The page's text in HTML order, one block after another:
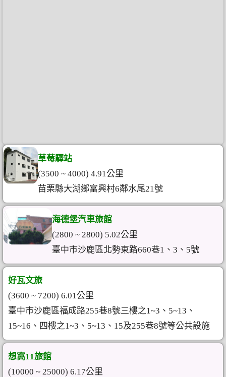
草莓驛站
(3500 ~ 4000) 4.91公里
苗栗縣大湖鄉富興村6鄰水尾21號
海德堡汽車旅館
(2800 ~ 2800) 5.02公里
臺中市沙鹿區北勢東路660巷1、3、5號
好瓦文旅
(3600 ~ 7200) 6.01公里
臺中市沙鹿區福成路​255巷8號三樓之1~3、5~13、
15~16、四樓之1~3、5~13、15及​255巷8號等公共設施
想窩11旅館
(10000 ~ 25000) 6.17公里